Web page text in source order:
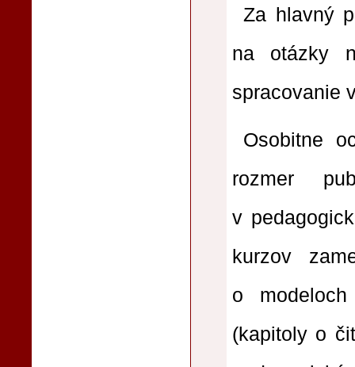
Za hlavný
na otázky
spracovanie
Osobitne
rozmer
v
kurzov
o
(kapitoly o